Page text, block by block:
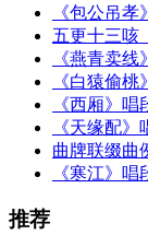
《包公吊孝
五更十三咳
《燕青卖
《白猿偷桃
《西厢》
《天缘配》
曲牌联缀曲
《寒江》
推荐